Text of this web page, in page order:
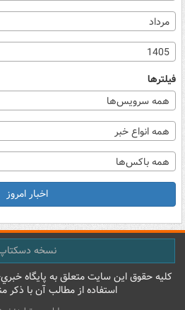
مرداد
1405
فیلترها
همه سرویس‌ها
همه انواع خبر
همه باکس‌ها
اخبار امروز
نسخه
کليه حقوق اين سايت متعلق به پایگاه
استفاده از مطالب آن با ذکر